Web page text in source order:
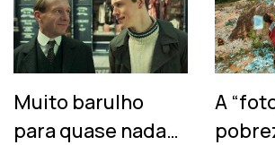
Muito barulho
para quase nada…
A